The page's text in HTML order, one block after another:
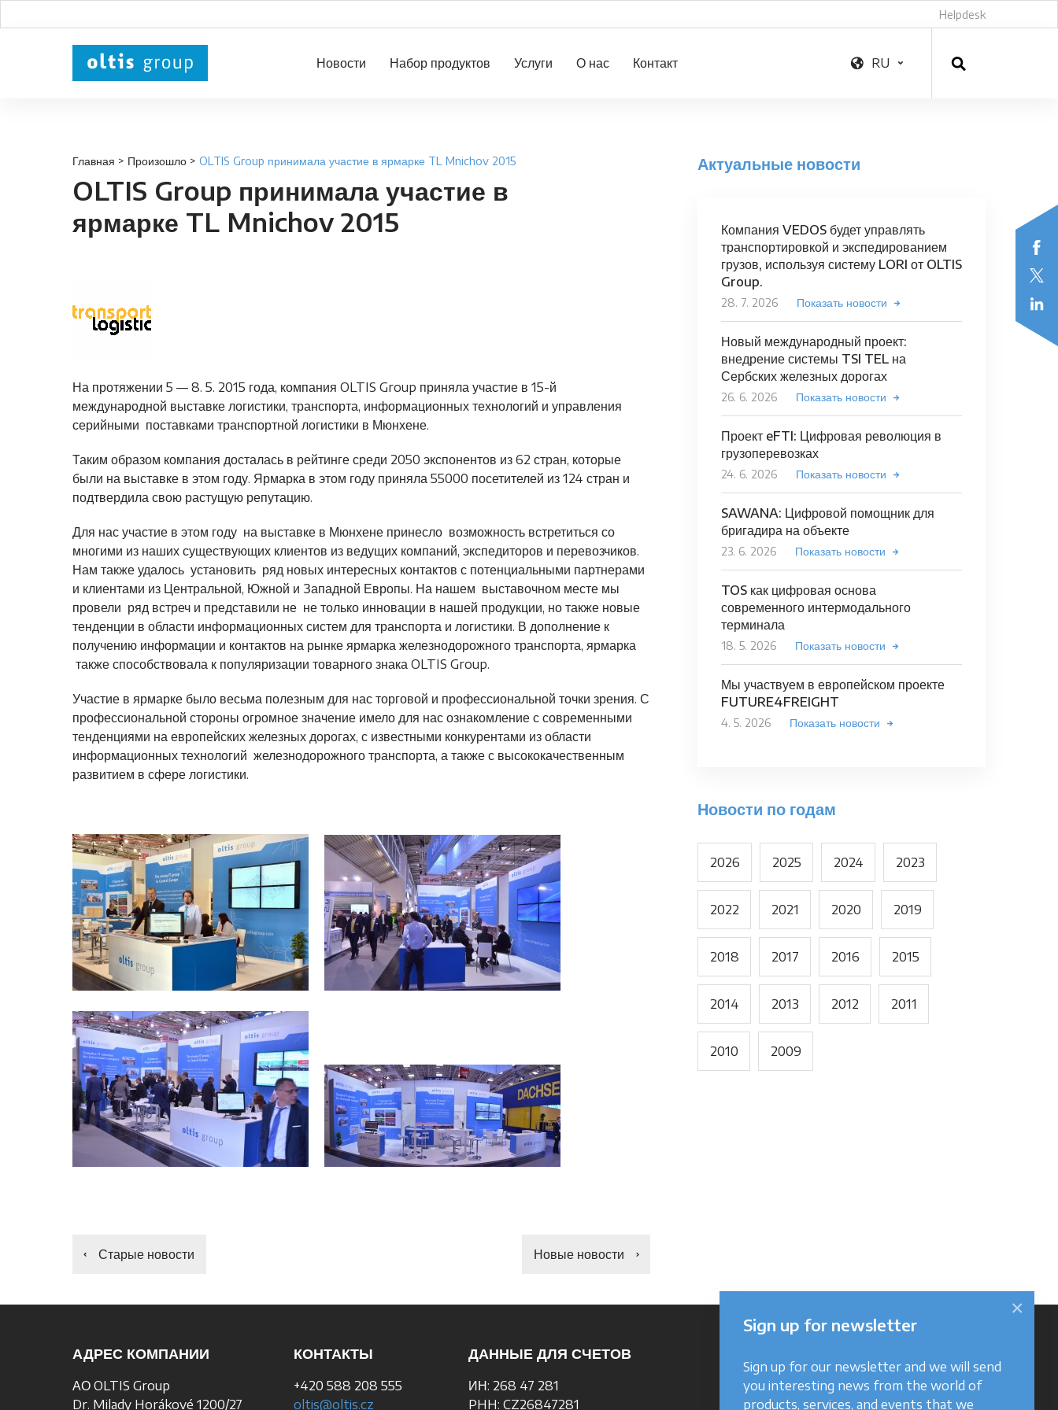
Helpdesk
Новости Набор продуктов Услуги О нас Контакт RU
Главная > Произошло > OLTIS Group принимала участие в ярмарке TL Mnichov 2015
OLTIS Group принимала участие в
ярмарке TL Mnichov 2015
На протяжении 5 — 8. 5. 2015 года, компания OLTIS Group приняла участие в 15-й
международной выставке логистики, транспорта, информационных технологий и управления
серийными поставками транспортной логистики в Мюнхене.
Таким образом компания досталась в рейтинге среди 2050 экспонентов из 62 стран, которые
были на выставке в этом году. Ярмарка в этом году приняла 55000 посетителей из 124 стран и
подтвердила свою растущую репутацию.
Для нас участие в этом году на выставке в Мюнхене принесло возможность встретиться со
многими из наших существующих клиентов из ведущих компаний, экспедиторов и перевозчиков.
Нам также удалось установить ряд новых интересных контактов с потенциальными партнерами
и клиентами из Центральной, Южной и Западной Европы. На нашем выставочном месте мы
провели ряд встреч и представили не не только инновации в нашей продукции, но также новые
тенденции в области информационных систем для транспорта и логистики. В дополнение к
получению информации и контактов на рынке ярмарка железнодорожного транспорта, ярмарка
также способствовала к популяризации товарного знака OLTIS Group.
Участие в ярмарке было весьма полезным для нас торговой и профессиональной точки зрения. С
профессиональной стороны огромное значение имело для нас ознакомление с современными
тенденциями на европейских железных дорогах, с известными конкурентами из области
информационных технологий железнодорожного транспорта, а также с высококачественным
развитием в сфере логистики.
Старые новости Новые новости
Актуальные новости
Компания VEDOS будет управлять
транспортировкой и экспедированием
грузов, используя систему LORI от OLTIS
Group.
28. 7. 2026 Показать новости
Новый международный проект:
внедрение системы TSI TEL на
Сербских железных дорогах
26. 6. 2026 Показать новости
Проект eFTI: Цифровая революция в
грузоперевозках
24. 6. 2026 Показать новости
SAWANA: Цифровой помощник для
бригадира на объекте
23. 6. 2026 Показать новости
TOS как цифровая основа
современного интермодального
терминала
18. 5. 2026 Показать новости
Мы участвуем в европейском проекте
FUTURE4FREIGHT
4. 5. 2026 Показать новости
Новости по годам
2026 2025 2024 2023
2022 2021 2020 2019
2018 2017 2016 2015
2014 2013 2012 2011
2010 2009
АДРЕС КОМПАНИИ
АО OLTIS Group
Dr. Milady Horákové 1200/27
КОНТАКТЫ
+420 588 208 555
oltis@oltis.cz
ДАННЫЕ ДЛЯ СЧЕТОВ
ИН: 268 47 281
PHH: CZ26847281
×
Sign up for newsletter
Sign up for our newsletter and we will send
you interesting news from the world of
products, services, and events that we